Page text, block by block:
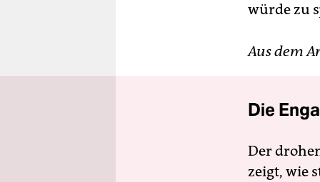
würde zu
Aus dem
Die
Der
zeigt, wie